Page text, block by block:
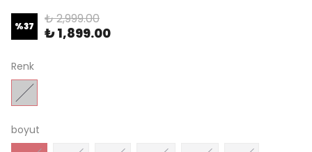
%37 ₺ 2,999.00
₺ 1,899.00
Renk
boyut